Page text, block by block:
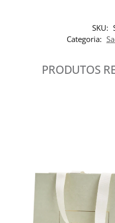
SKU:
Categoria:
PRODUTOS